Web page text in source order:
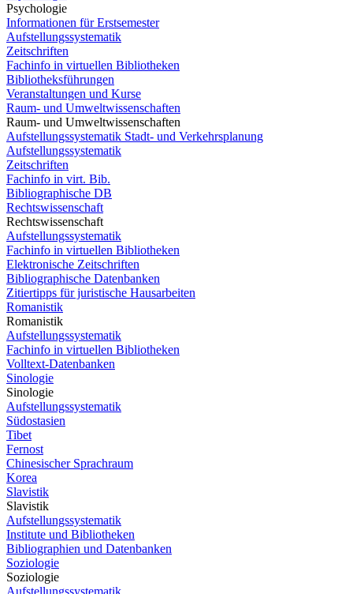
Psychologie
Informationen für Erstsemester
Aufstellungssystematik
Zeitschriften
Fachinfo in virtuellen Bibliotheken
Bibliotheksführungen
Veranstaltungen und Kurse
Raum- und Umweltwissenschaften
Raum- und Umweltwissenschaften
Aufstellungssystematik Stadt- und Verkehrsplanung
Aufstellungssystematik
Zeitschriften
Fachinfo in virt. Bib.
Bibliographische DB
Rechtswissenschaft
Rechtswissenschaft
Aufstellungssystematik
Fachinfo in virtuellen Bibliotheken
Elektronische Zeitschriften
Bibliographische Datenbanken
Zitiertipps für juristische Hausarbeiten
Romanistik
Romanistik
Aufstellungssystematik
Fachinfo in virtuellen Bibliotheken
Volltext-Datenbanken
Sinologie
Sinologie
Aufstellungssystematik
Südostasien
Tibet
Fernost
Chinesischer Sprachraum
Korea
Slavistik
Slavistik
Aufstellungssystematik
Institute und Bibliotheken
Bibliographien und Datenbanken
Soziologie
Soziologie
Aufstellungssystematik